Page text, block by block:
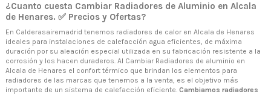
¿Cuanto cuesta Cambiar Radiadores de Aluminio en Alcala
de Henares. ✅ Precios y Ofertas?
En Calderasairemadrid tenemos radiadores de calor en Alcala de Henares
ideales para instalaciones de calefacción agua eficientes, de máxima
duración por su aleación especial utilizada en su fabricación resistente a la
corrosión y los hacen duraderos. Al Cambiar Radiadores de aluminio en
Alcala de Henares el confort térmico que brindan los elementos para
radiadores de las marcas que tenemos a la venta, es el objetivo más
importante de un sistema de calefacción eficiente. Cambiamos radiadores